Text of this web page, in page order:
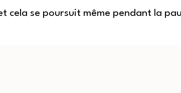
cela se poursuit même pendant la